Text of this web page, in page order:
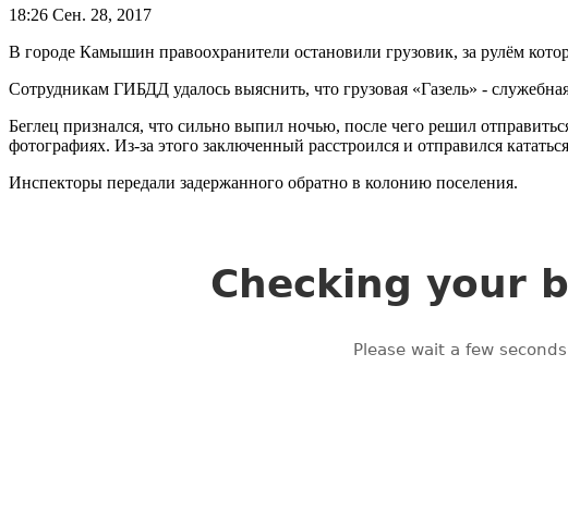
18:26 Сен. 28, 2017
В городе Камышин правоохранители остановили грузовик, за рулём
Сотрудникам ГИБДД удалось выяснить, что грузовая «Газель» -
Беглец признался, что сильно выпил ночью, после чего решил
фотографиях. Из-за этого заключенный расстроился и отправился
Инспекторы передали задержанного обратно в колонию поселения.